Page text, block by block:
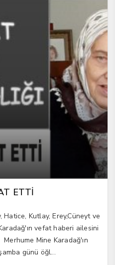
ETTİ
Hatice, Kutlay, Erey,Cüneyt ve
vefat haberi ailesini
Mine Karadağ'ın
günü öğl...